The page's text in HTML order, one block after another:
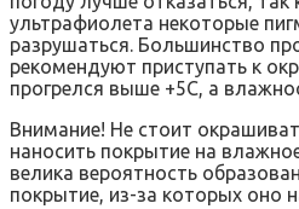
ультрафиолета некоторые
разрушаться. Большинство
рекомендуют приступать к
прогрелся выше +5С, а
Внимание! Не стоит
наносить покрытие на
велика вероятность
покрытие, из-за которых оно